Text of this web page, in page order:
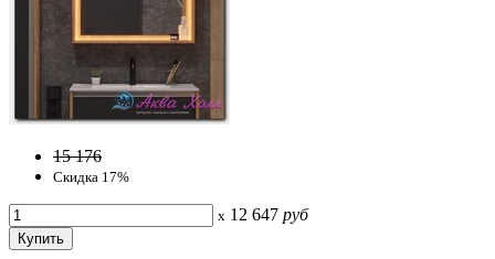
15 176
Скидка 17%
x 12 647 руб